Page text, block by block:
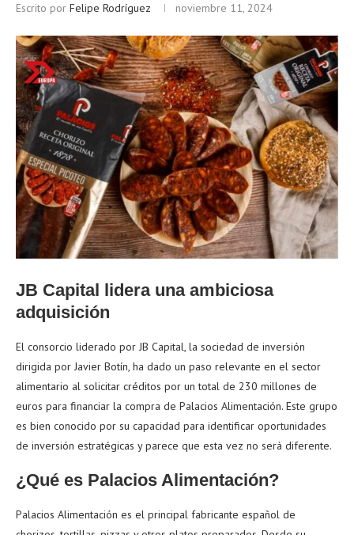
Escrito por Felipe Rodríguez noviembre 11, 2024
JB Capital lidera una ambiciosa
adquisición
El consorcio liderado por JB Capital, la sociedad de inversión
dirigida por Javier Botín, ha dado un paso relevante en el sector
alimentario al solicitar créditos por un total de 230 millones de
euros para financiar la compra de Palacios Alimentación. Este grupo
es bien conocido por su capacidad para identificar oportunidades
de inversión estratégicas y parece que esta vez no será diferente.
¿Qué es Palacios Alimentación?
Palacios Alimentación es el principal fabricante español de